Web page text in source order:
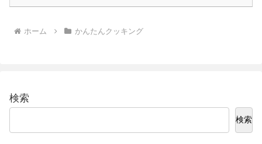
ホーム かんたんクッキング
検索
検索